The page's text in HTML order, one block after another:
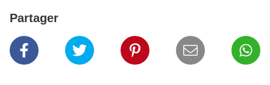
Partager